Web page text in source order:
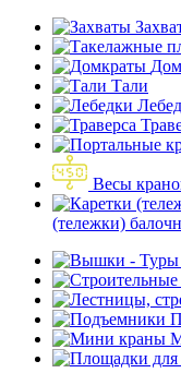
Тали
Весы
(тележки)